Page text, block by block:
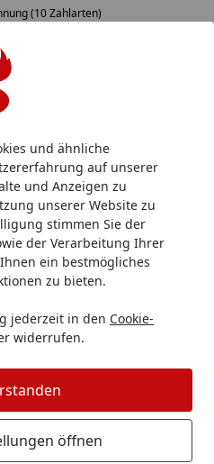
und ähnliche
auf unserer
und Anzeigen zu
unserer Website zu
stimmen Sie der
der Verarbeitung Ihrer
ein bestmögliches
zu bieten.
jederzeit in den Cookie-
widerrufen.
öffnen
(10 Zahlarten)
The MeatStick